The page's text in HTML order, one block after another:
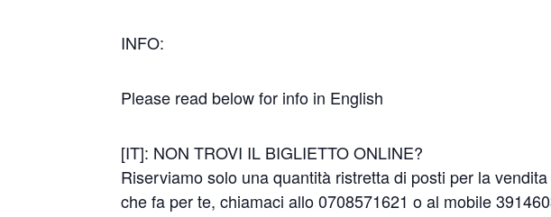
INFO:
Please read below for info in English
[IT]: NON TROVI IL BIGLIETTO ONLINE?
Riserviamo solo una quantità ristretta di posti per la
che fa per te, chiamaci allo 0708571621 o al mobile